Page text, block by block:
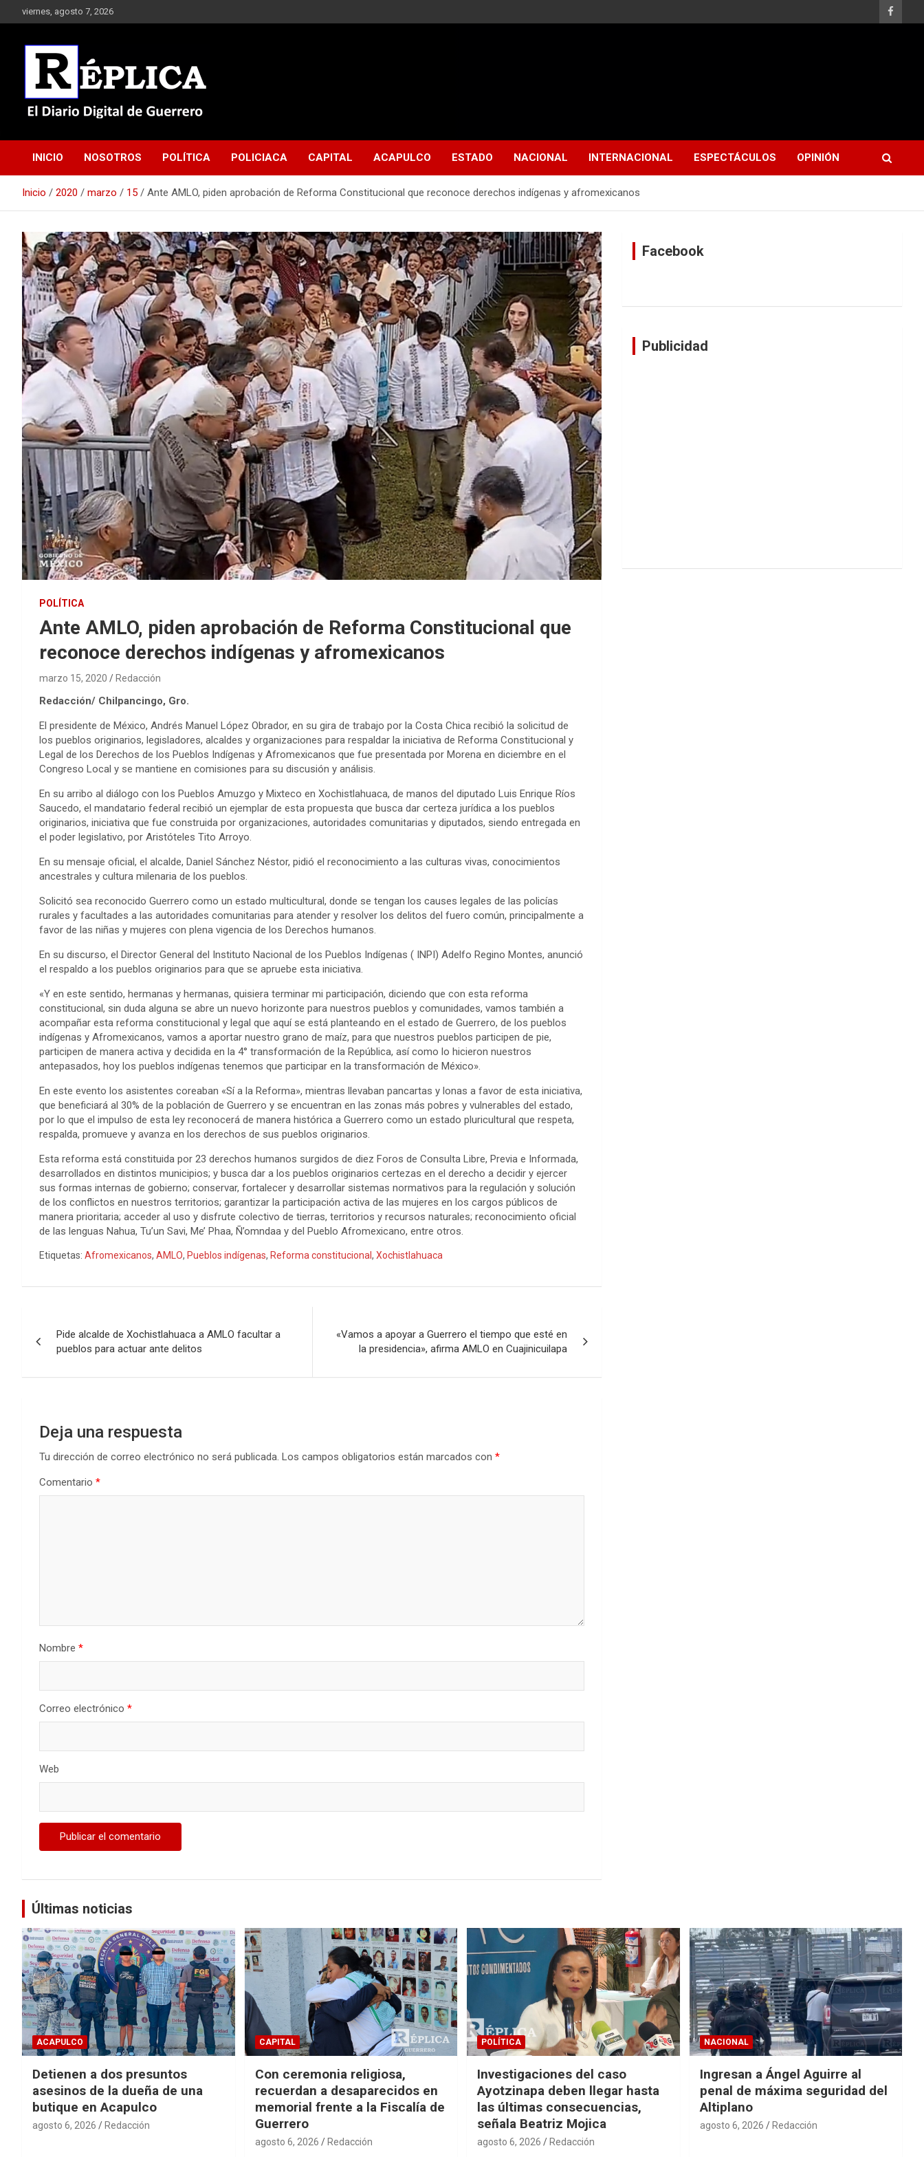
al
viernes, agosto 7, 2026
Réplica
INICIO NOSOTROS POLÍTICA POLICIACA CAPITAL ACAPULCO ESTADO NACIONAL INTERNACIONAL ESPECTÁCULOS OPINIÓN
Inicio 2020 marzo 15 Ante AMLO, piden aprobación de Reforma Constitucional que reconoce derechos indígenas y afromexicanos
POLÍTICA
Ante AMLO, piden aprobación de Reforma Constitucional que
reconoce derechos indígenas y afromexicanos
marzo 15, 2020 Redacción
Redacción/ Chilpancingo, Gro.
El presidente de México, Andrés Manuel López Obrador, en su gira de trabajo por la Costa Chica recibió la solicitud de
los pueblos originarios, legisladores, alcaldes y organizaciones para respaldar la iniciativa de Reforma Constitucional y
Legal de los Derechos de los Pueblos Indígenas y Afromexicanos que fue presentada por Morena en diciembre en el
Congreso Local y se mantiene en comisiones para su discusión y análisis.
En su arribo al diálogo con los Pueblos Amuzgo y Mixteco en Xochistlahuaca, de manos del diputado Luis Enrique Ríos
Saucedo, el mandatario federal recibió un ejemplar de esta propuesta que busca dar certeza jurídica a los pueblos
originarios, iniciativa que fue construida por organizaciones, autoridades comunitarias y diputados, siendo entregada en
el poder legislativo, por Aristóteles Tito Arroyo.
En su mensaje oficial, el alcalde, Daniel Sánchez Néstor, pidió el reconocimiento a las culturas vivas, conocimientos
ancestrales y cultura milenaria de los pueblos.
Solicitó sea reconocido Guerrero como un estado multicultural, donde se tengan los causes legales de las policías
rurales y facultades a las autoridades comunitarias para atender y resolver los delitos del fuero común, principalmente a
favor de las niñas y mujeres con plena vigencia de los Derechos humanos.
En su discurso, el Director General del Instituto Nacional de los Pueblos Indígenas ( INPI) Adelfo Regino Montes, anunció
el respaldo a los pueblos originarios para que se apruebe esta iniciativa.
«Y en este sentido, hermanas y hermanas, quisiera terminar mi participación, diciendo que con esta reforma
constitucional, sin duda alguna se abre un nuevo horizonte para nuestros pueblos y comunidades, vamos también a
acompañar esta reforma constitucional y legal que aquí se está planteando en el estado de Guerrero, de los pueblos
indígenas y Afromexicanos, vamos a aportar nuestro grano de maíz, para que nuestros pueblos participen de pie,
participen de manera activa y decidida en la 4° transformación de la República, así como lo hicieron nuestros
antepasados, hoy los pueblos indígenas tenemos que participar en la transformación de México».
En este evento los asistentes coreaban «Sí a la Reforma», mientras llevaban pancartas y lonas a favor de esta iniciativa,
que beneficiará al 30% de la población de Guerrero y se encuentran en las zonas más pobres y vulnerables del estado,
por lo que el impulso de esta ley reconocerá de manera histórica a Guerrero como un estado pluricultural que respeta,
respalda, promueve y avanza en los derechos de sus pueblos originarios.
Esta reforma está constituida por 23 derechos humanos surgidos de diez Foros de Consulta Libre, Previa e Informada,
desarrollados en distintos municipios; y busca dar a los pueblos originarios certezas en el derecho a decidir y ejercer
sus formas internas de gobierno; conservar, fortalecer y desarrollar sistemas normativos para la regulación y solución
de los conflictos en nuestros territorios; garantizar la participación activa de las mujeres en los cargos públicos de
manera prioritaria; acceder al uso y disfrute colectivo de tierras, territorios y recursos naturales; reconocimiento oficial
de las lenguas Nahua, Tu’un Savi, Me’ Phaa, Ñ’omndaa y del Pueblo Afromexicano, entre otros.
Etiquetas: Afromexicanos, AMLO, Pueblos indígenas, Reforma constitucional , Xochistlahuaca
de
entradas
Pide alcalde de Xochistlahuaca a AMLO facultar a
pueblos para actuar ante delitos
«Vamos a apoyar a Guerrero el tiempo que esté en
la presidencia», afirma AMLO en Cuajinicuilapa
Deja una respuesta
Tu dirección de correo electrónico no será publicada. Los campos obligatorios están marcados con *
Comentario *
Nombre *
Correo electrónico *
Web
Facebook
Publicidad
Últimas noticias
ACAPULCO
Detienen a dos presuntos
asesinos de la dueña de una
butique en Acapulco
agosto 6, 2026 Redacción
CAPITAL
Con ceremonia religiosa,
recuerdan a desaparecidos en
memorial frente a la Fiscalía de
Guerrero
agosto 6, 2026 Redacción
POLÍTICA
Investigaciones del caso
Ayotzinapa deben llegar hasta
las últimas consecuencias,
señala Beatriz Mojica
agosto 6, 2026 Redacción
NACIONAL
Ingresan a Ángel Aguirre al
penal de máxima seguridad del
Altiplano
agosto 6, 2026 Redacción